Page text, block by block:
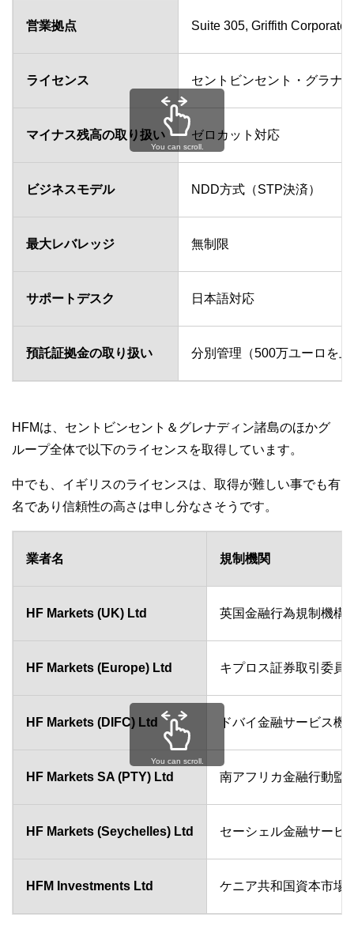
営業拠点 Suite 305, Griffith Corporate
ライセンス セントビンセント・グラナ
マイナス残高の取り扱い ゼロカット対応
ビジネスモデル NDD方式（STP決済）
最大レバレッジ 無制限
サポートデスク 日本語対応
預託証拠金の取り扱い 分別管理（500万ユーロを
You can scroll.
HFMは、セントビンセント＆グレナディン諸島のほかグ
ループ全体で以下のライセンスを取得しています。
中でも、イギリスのライセンスは、取得が難しい事でも有
名であり信頼性の高さは申し分なさそうです。
業者名 規制機関
HF Markets (UK) Ltd 英国金融行為規制機構
HF Markets (Europe) Ltd キプロス証券取引委員
HF Markets (DIFC) Ltd ドバイ金融サービス機
HF Markets SA (PTY) Ltd 南アフリカ金融行動監
HF Markets (Seychelles) Ltd セーシェル金融サービ
HFM Investments Ltd ケニア共和国資本市場
You can scroll.